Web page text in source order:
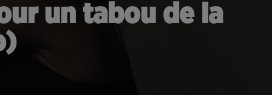
un tabou de la